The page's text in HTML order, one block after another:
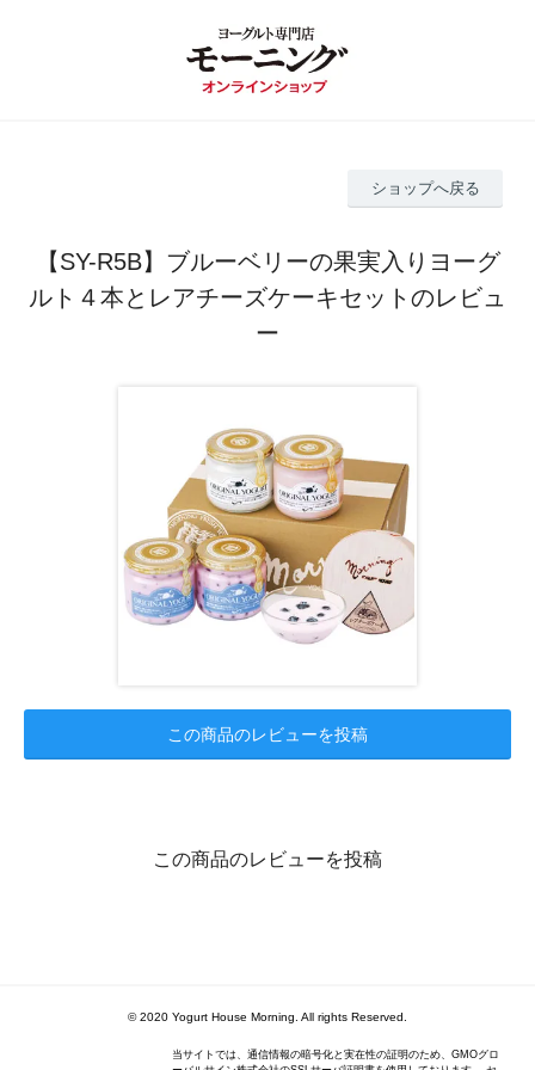
ショップへ戻る
【SY-R5B】ブルーベリーの果実入りヨーグ
ルト４本とレアチーズケーキセットのレビュ
ー
この商品のレビューを投稿
この商品のレビューを投稿
© 2020 Yogurt House Morning. All rights Reserved.
当サイトでは、通信情報の暗号化と実在性の証明のため、GMOグロ